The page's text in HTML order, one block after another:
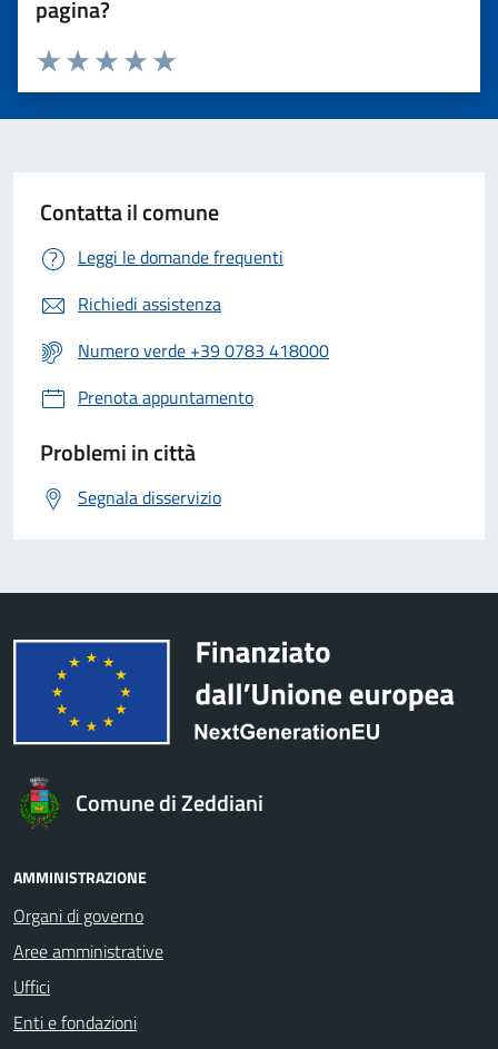
pagina?
Valuta 5 stelle su 5
Valuta 4 stelle su 5
Valuta 3 stelle su 5
Valuta 2 stelle su 5
Valuta 1 stelle su 5
Contatta il comune
Leggi le domande frequenti
Richiedi assistenza
Numero verde +39 0783 418000
Prenota appuntamento
Problemi in città
Segnala disservizio
Comune di Zeddiani
AMMINISTRAZIONE
Organi di governo
Aree amministrative
Uffici
Enti e fondazioni